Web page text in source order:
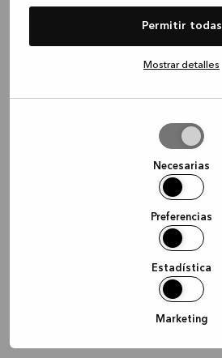
Permitir todas
Mostrar detalles
Necesarias
Preferencias
Estadística
Marketing